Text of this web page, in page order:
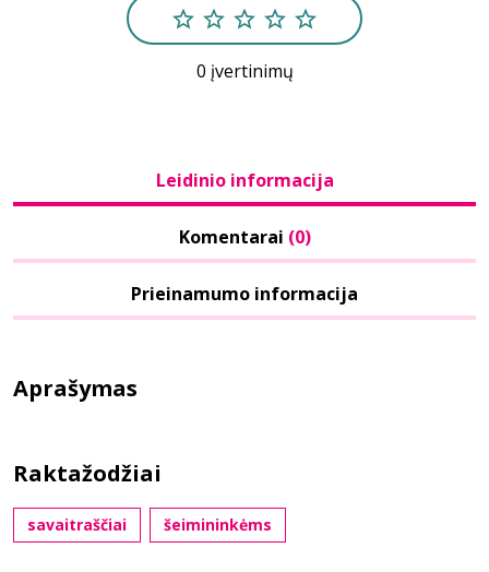
0 įvertinimų
Leidinio informacija
Komentarai (0)
Prieinamumo informacija
Aprašymas
Raktažodžiai
savaitraščiai šeimininkėms